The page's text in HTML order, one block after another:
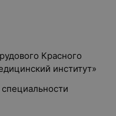
Красного
институт»